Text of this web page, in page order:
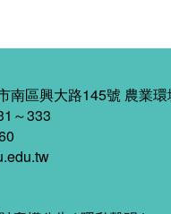
區興大路145號 農業環
～333